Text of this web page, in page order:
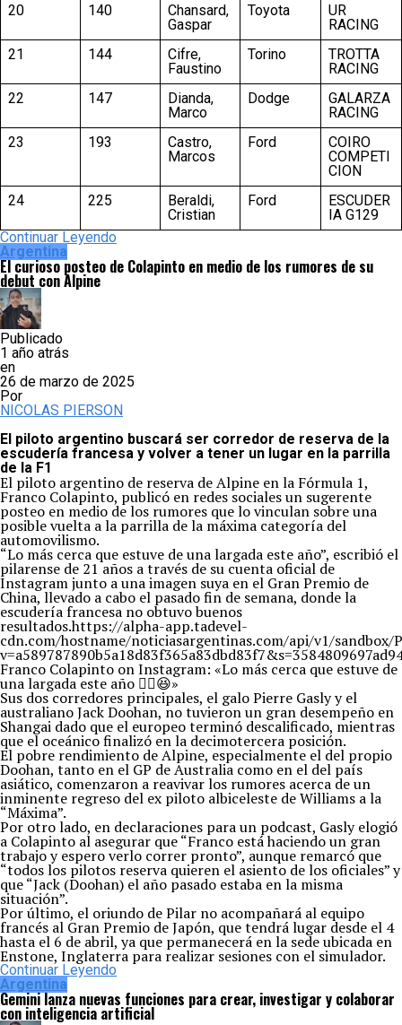
20
140
Chansard,
Gaspar
Toyota
UR
RACING
21
144
Cifre,
Faustino
Torino
TROTTA
RACING
22
147
Dianda,
Marco
Dodge
GALARZA
RACING
23
193
Castro,
Marcos
Ford
COIRO
COMPETI
CION
24
225
Beraldi,
Cristian
Ford
ESCUDER
IA G129
Continuar Leyendo
Argentina
El curioso posteo de Colapinto en medio de los rumores de su
debut con Alpine
Publicado
1 año atrás
en
26 de marzo de 2025
Por
NICOLAS PIERSON
El piloto argentino buscará ser corredor de reserva de la
escudería francesa y volver a tener un lugar en la parrilla
de la F1
El piloto argentino de reserva de Alpine en la Fórmula 1,
Franco Colapinto, publicó en redes sociales un sugerente
posteo en medio de los rumores que lo vinculan sobre una
posible vuelta a la parrilla de la máxima categoría del
automovilismo.
“Lo más cerca que estuve de una largada este año”, escribió el
pilarense de 21 años a través de su cuenta oficial de
Instagram junto a una imagen suya en el Gran Premio de
China, llevado a cabo el pasado fin de semana, donde la
escudería francesa no obtuvo buenos
resultados.https://alpha-app.tadevel-
cdn.com/hostname/noticiasargentinas.com/api/v1/sandbox/
Franco Colapinto on Instagram: «Lo más cerca que estuve de
una largada este año ✌🏼😆»
Sus dos corredores principales, el galo Pierre Gasly y el
australiano Jack Doohan, no tuvieron un gran desempeño en
Shangai dado que el europeo terminó descalificado, mientras
que el oceánico finalizó en la decimotercera posición.
El pobre rendimiento de Alpine, especialmente el del propio
Doohan, tanto en el GP de Australia como en el del país
asiático, comenzaron a reavivar los rumores acerca de un
inminente regreso del ex piloto albiceleste de Williams a la
“Máxima”.
Por otro lado, en declaraciones para un podcast, Gasly elogió
a Colapinto al asegurar que “Franco está haciendo un gran
trabajo y espero verlo correr pronto”, aunque remarcó que
“todos los pilotos reserva quieren el asiento de los oficiales” y
que “Jack (Doohan) el año pasado estaba en la misma
situación”.
Por último, el oriundo de Pilar no acompañará al equipo
francés al Gran Premio de Japón, que tendrá lugar desde el 4
hasta el 6 de abril, ya que permanecerá en la sede ubicada en
Enstone, Inglaterra para realizar sesiones con el simulador.
Continuar Leyendo
Argentina
Gemini lanza nuevas funciones para crear, investigar y colaborar
con inteligencia artificial